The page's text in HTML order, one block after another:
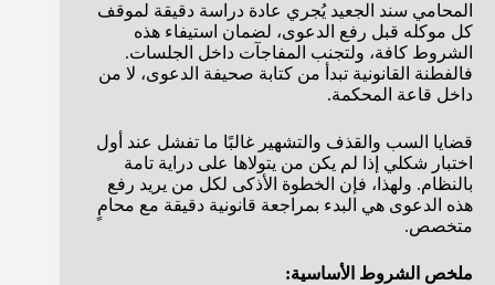
المحامي سند الجعيد يُجري عادة دراسة دقيقة لموقف
كل موكله قبل رفع الدعوى، لضمان استيفاء هذه
الشروط كافة، ولتجنب المفاجآت داخل الجلسات.
فالفطنة القانونية تبدأ من كتابة صحيفة الدعوى، لا من
داخل قاعة المحكمة.
قضايا السب والقذف والتشهير غالبًا ما تفشل عند أول
اختبار شكلي إذا لم يكن من يتولاها على دراية تامة
بالنظام. ولهذا، فإن الخطوة الأذكى لكل من يريد رفع
هذه الدعوى هي البدء بمراجعة قانونية دقيقة مع محامٍ
متخصص.
ملخص الشروط الأساسية: